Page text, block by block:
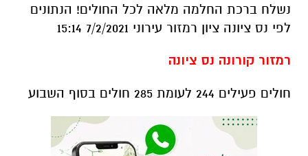
נשלח ברכת החלמה מלאה לכל החולים! הנתונים
לפי נס ציונה ציון רמזור עירוני 7/2/2021 15:14
רמזור קורונה נס ציונה
חולים פעילים 244 לעומת 285 חולים בסוף השבוע